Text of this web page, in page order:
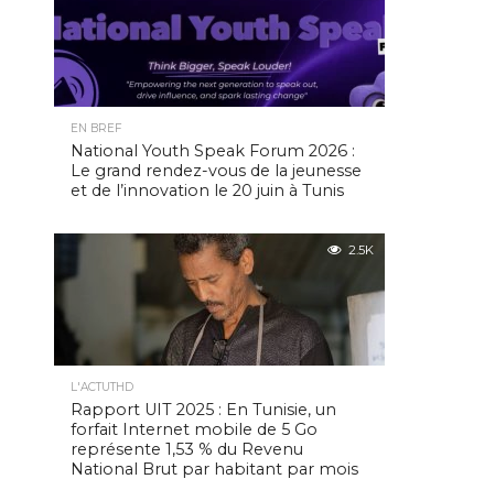
EN BREF
National Youth Speak Forum 2026 :
Le grand rendez-vous de la jeunesse
et de l’innovation le 20 juin à Tunis
2.5K
L'ACTUTHD
Rapport UIT 2025 : En Tunisie, un
forfait Internet mobile de 5 Go
représente 1,53 % du Revenu
National Brut par habitant par mois